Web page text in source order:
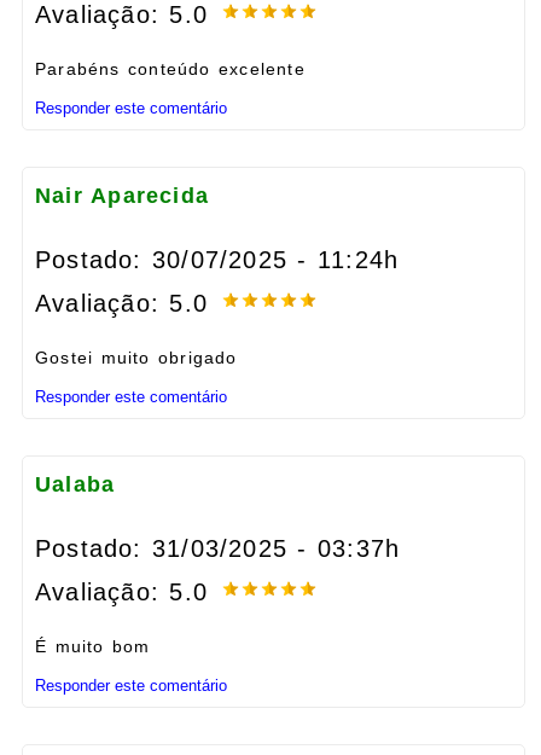
Avaliação: 5.0
Parabéns conteúdo excelente
Responder este comentário
Nair Aparecida
Postado: 30/07/2025 - 11:24h
Avaliação: 5.0
Gostei muito obrigado
Responder este comentário
Ualaba
Postado: 31/03/2025 - 03:37h
Avaliação: 5.0
É muito bom
Responder este comentário